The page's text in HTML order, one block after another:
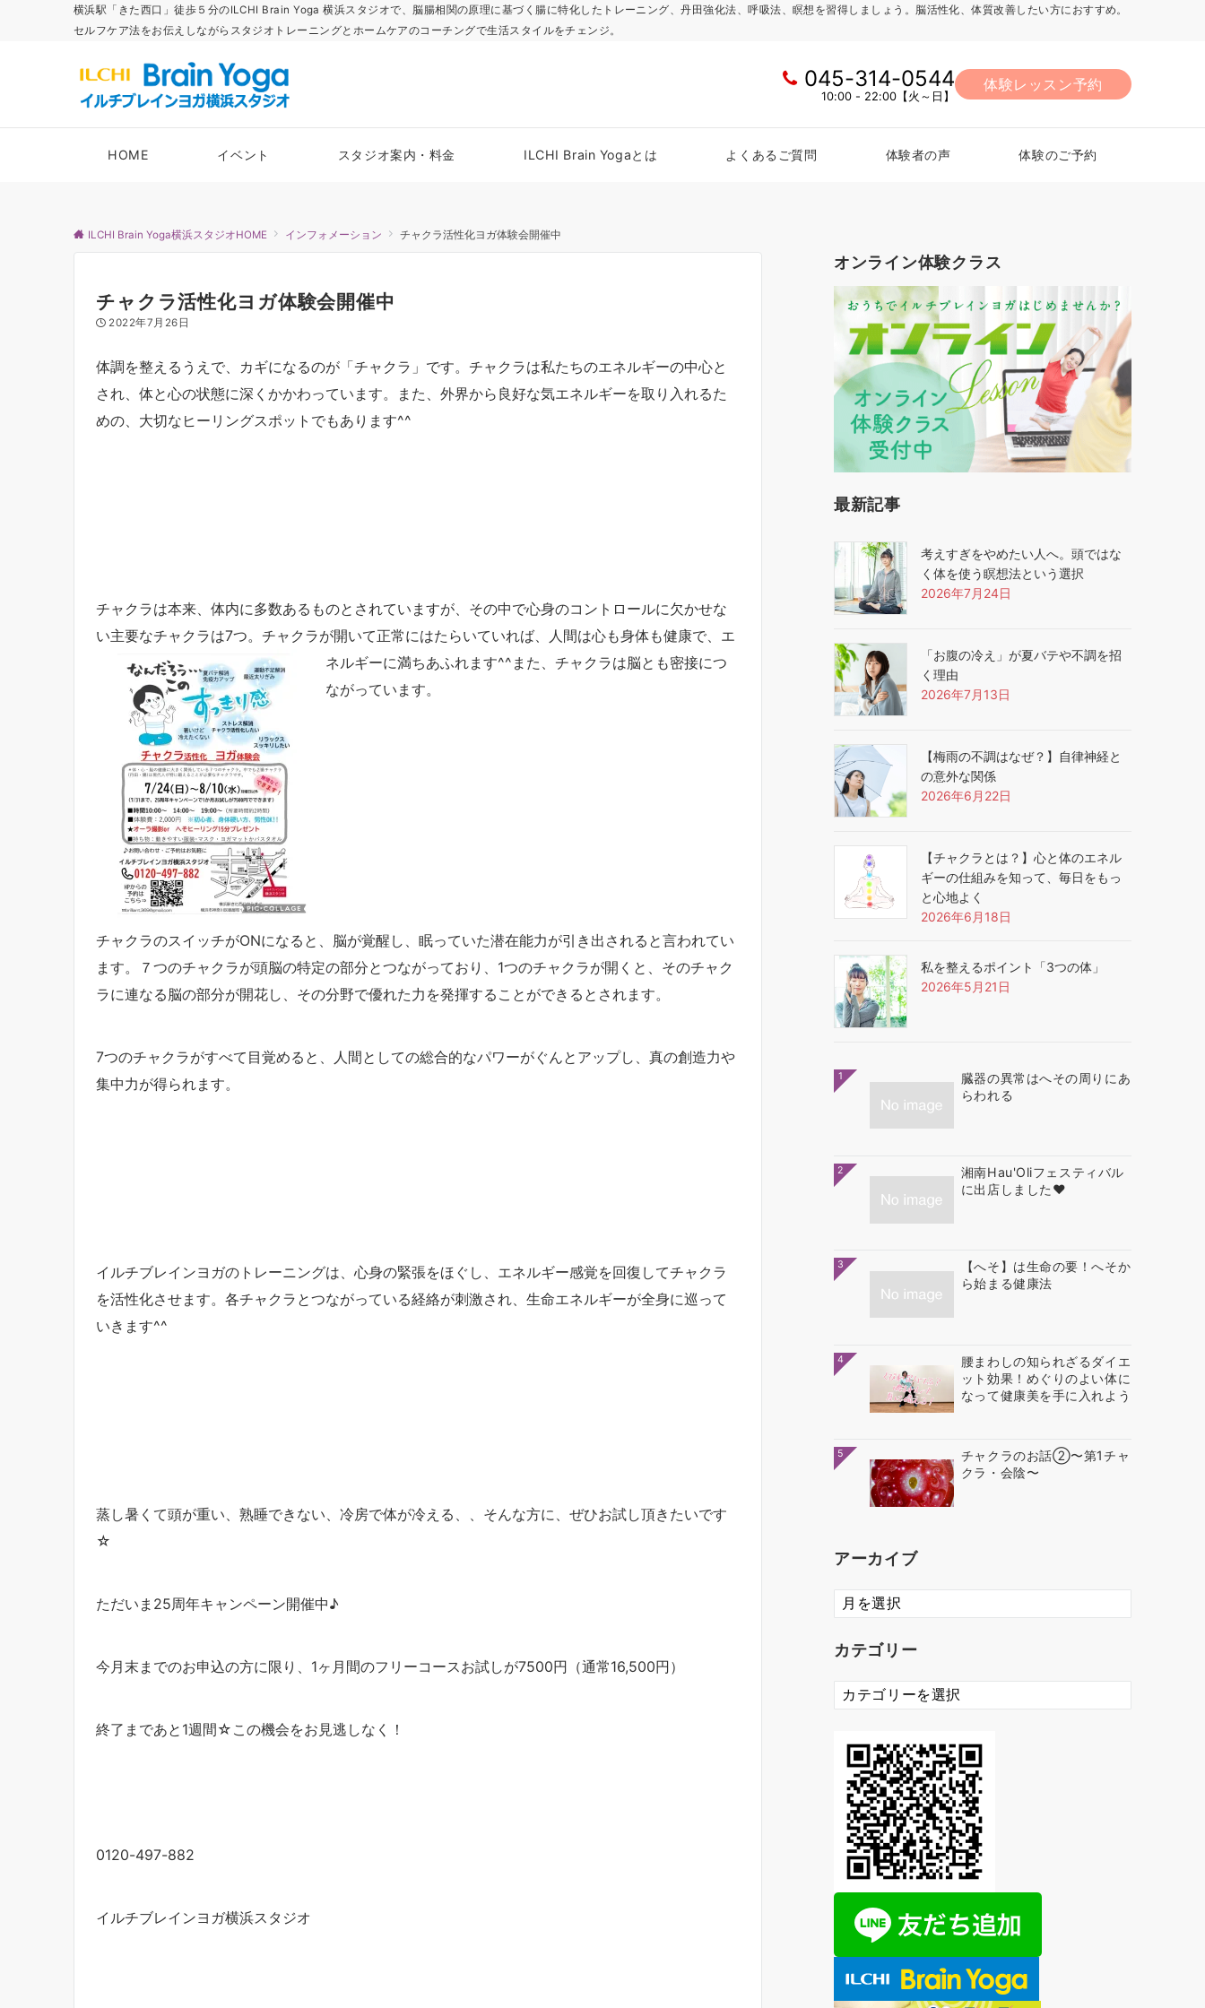
横浜駅「きた西口」徒歩５分のILCHI Brain Yoga 横浜スタジオで、脳腸相関の原理に基づく腸に特化したトレーニング、丹田強化法、呼吸法、瞑想を習得しましょう。脳活性化、体質改善したい方におすすめ。
セルフケア法をお伝えしながらスタジオトレーニングとホームケアのコーチングで生活スタイルをチェンジ。
045-314-0544
10:00 - 22:00【火～日】
体験レッスン予約
HOME イベント スタジオ案内・料金 ILCHI Brain Yogaとは よくあるご質問 体験者の声 体験のご予約
ILCHI Brain Yoga横浜スタジオHOME インフォメーション チャクラ活性化ヨガ体験会開催中
チャクラ活性化ヨガ体験会開催中
2022年7月26日
体調を整えるうえで、カギになるのが「チャクラ」です。チャクラは私たちのエネルギーの中心と
され、体と心の状態に深くかかわっています。また、外界から良好な気エネルギーを取り入れるた
めの、大切なヒーリングスポットでもあります^^
チャクラは本来、体内に多数あるものとされていますが、その中で心身のコントロールに欠かせな
い主要なチャクラは7つ。チャクラが開いて正常にはたらいていれば、人間は心も身体も健康で、エ
ネルギーに満ちあふれます^^また、チャクラは脳とも密接につ
ながっています。
チャクラのスイッチがONになると、脳が覚醒し、眠っていた潜在能力が引き出されると言われてい
ます。７つのチャクラが頭脳の特定の部分とつながっており、1つのチャクラが開くと、そのチャク
ラに連なる脳の部分が開花し、その分野で優れた力を発揮することができるとされます。
7つのチャクラがすべて目覚めると、人間としての総合的なパワーがぐんとアップし、真の創造力や
集中力が得られます。
イルチブレインヨガのトレーニングは、心身の緊張をほぐし、エネルギー感覚を回復してチャクラ
を活性化させます。各チャクラとつながっている経絡が刺激され、生命エネルギーが全身に巡って
いきます^^
蒸し暑くて頭が重い、熟睡できない、冷房で体が冷える、、そんな方に、ぜひお試し頂きたいです
☆
ただいま25周年キャンペーン開催中♪
今月末までのお申込の方に限り、1ヶ月間のフリーコースお試しが7500円（通常16,500円）
終了まであと1週間☆この機会をお見逃しなく！
0120-497-882
イルチブレインヨガ横浜スタジオ
オンライン体験クラス
最新記事
考えすぎをやめたい人へ。頭ではな
く体を使う瞑想法という選択
2026年7月24日
「お腹の冷え」が夏バテや不調を招
く理由
2026年7月13日
【梅雨の不調はなぜ？】自律神経と
の意外な関係
2026年6月22日
【チャクラとは？】心と体のエネル
ギーの仕組みを知って、毎日をもっ
と心地よく
2026年6月18日
私を整えるポイント「3つの体」
2026年5月21日
1
臓器の異常はへその周りにあ
らわれる
2
湘南Hau'Oliフェスティバル
に出店しました❤
3
【へそ】は生命の要！へそか
ら始まる健康法
4
腰まわしの知られざるダイエ
ット効果！めぐりのよい体に
なって健康美を手に入れよう
5
チャクラのお話②〜第1チャ
クラ・会陰〜
アーカイブ
ア
ー
イ
カテゴリー
カ
テ